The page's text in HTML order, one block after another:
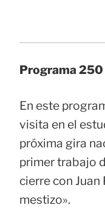
Programa 250
En este
visita en el
próxima gira
primer trabajo
cierre con Juan
mestizo».